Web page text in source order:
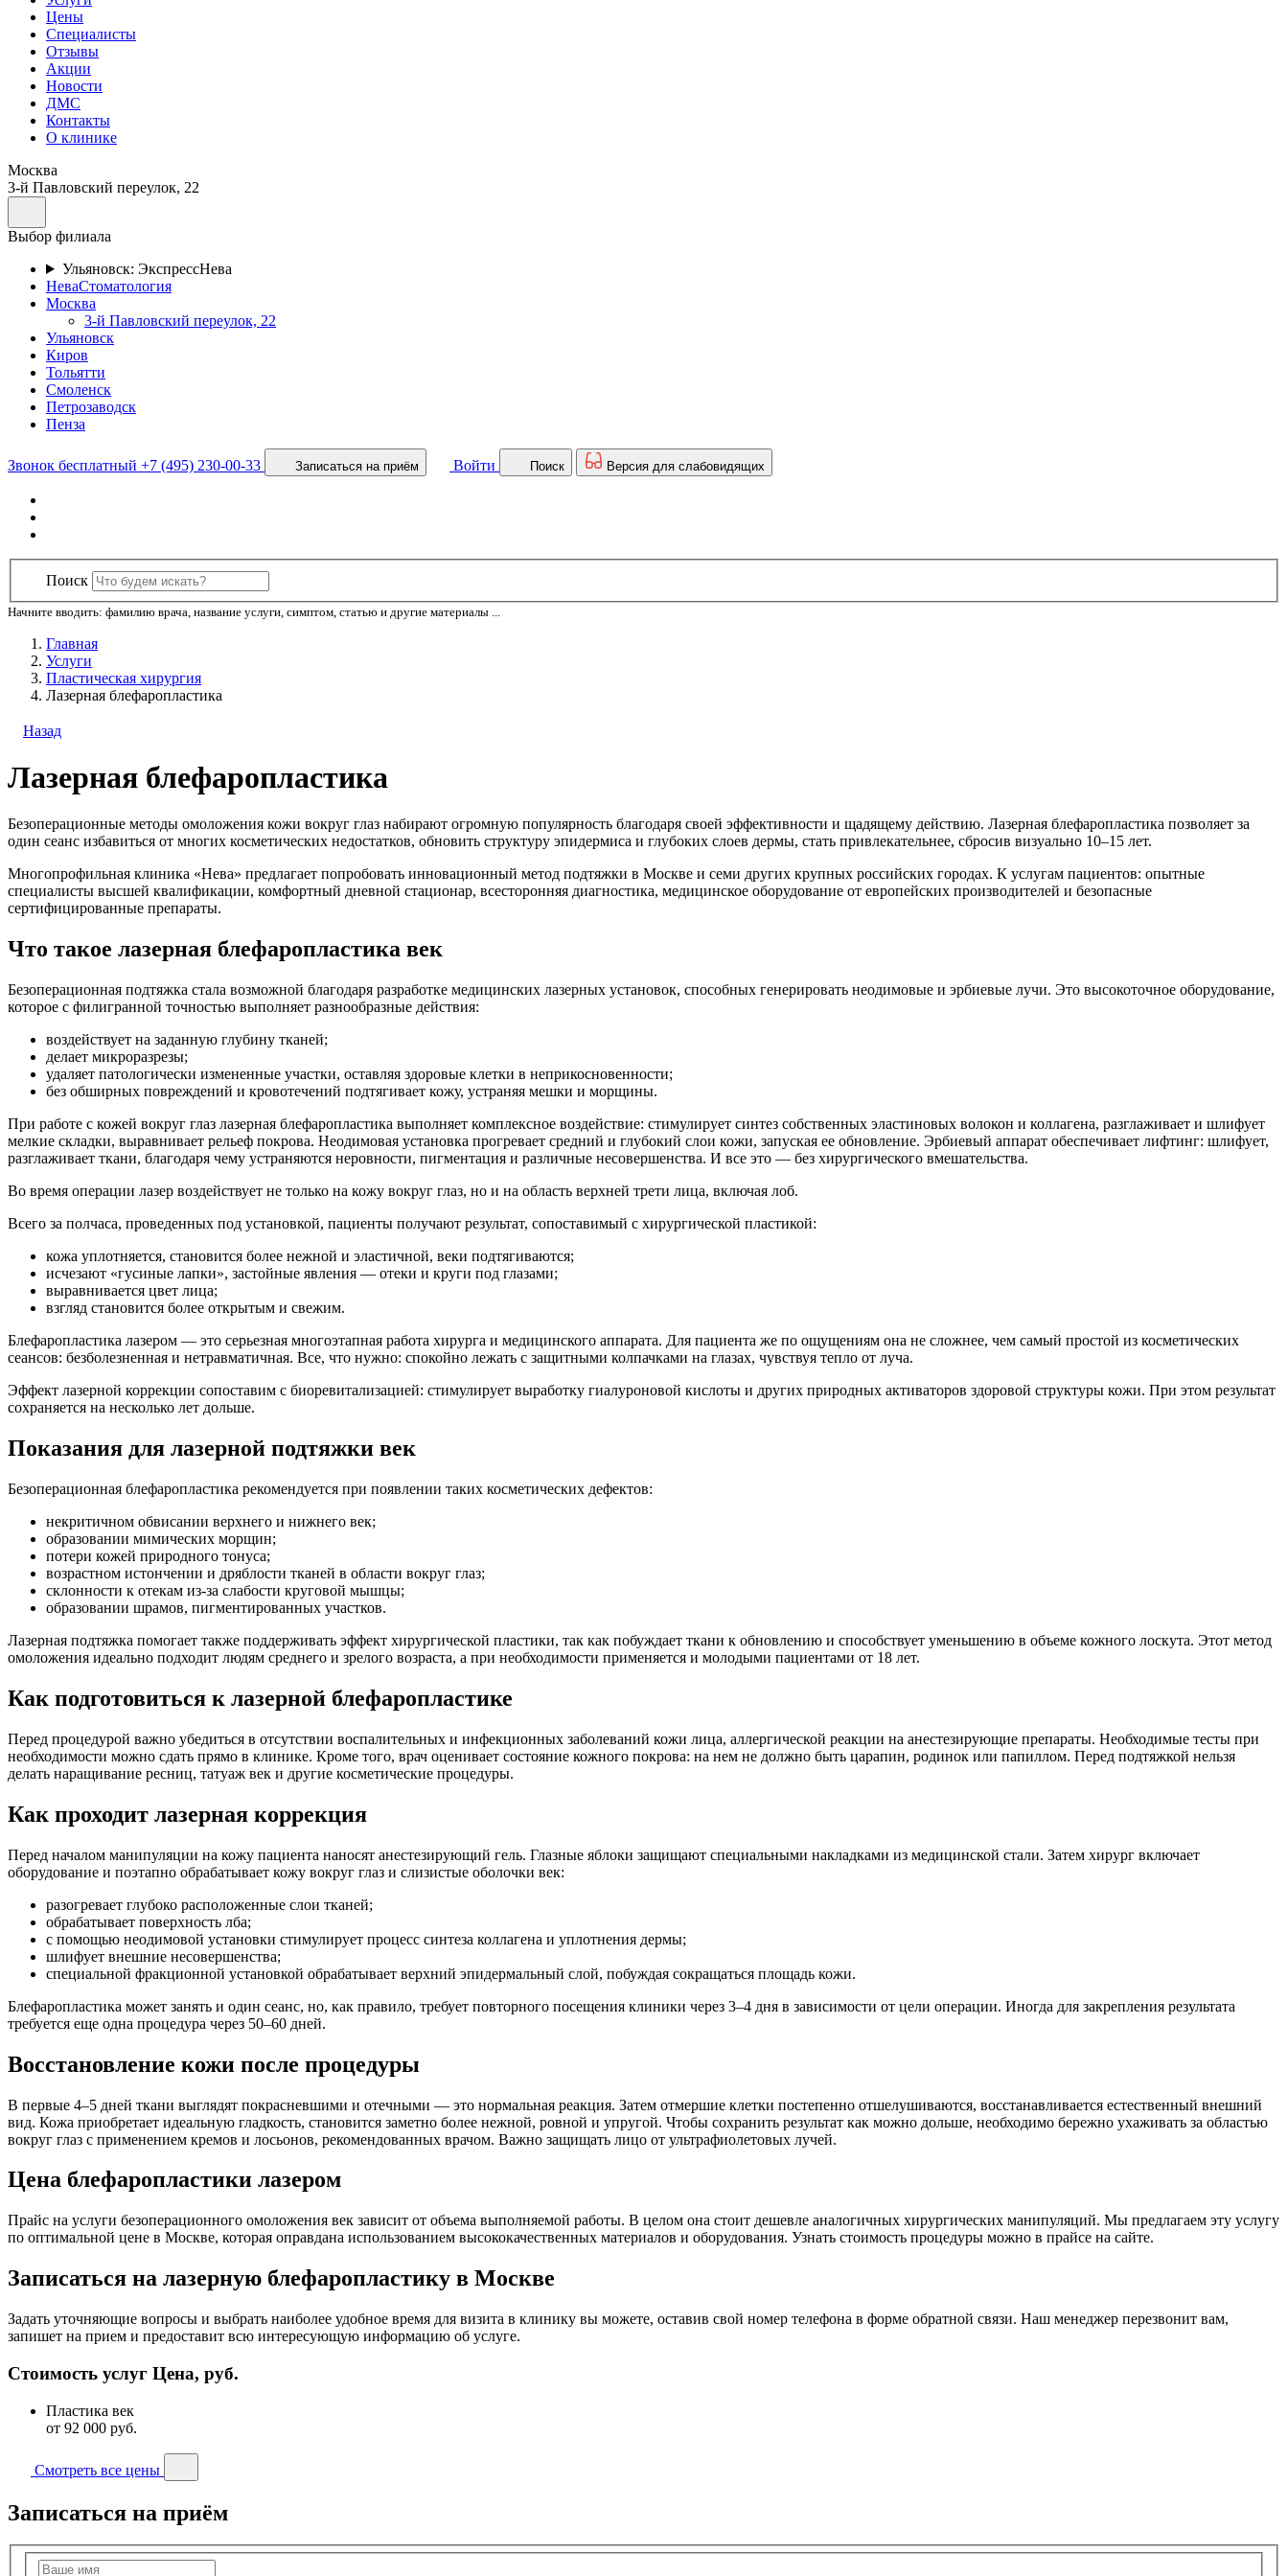
Цены
Специалисты
Отзывы
Акции
Новости
ДМС
Контакты
О клинике
Москва
3-й Павловский переулок, 22
Выбор филиала
Ульяновск: ЭкспрессНева
НеваСтоматология
Москва
3-й Павловский переулок, 22
Ульяновск
Киров
Тольятти
Смоленск
Петрозаводск
Пенза
Звонок бесплатный +7 (495) 230-00-33 Записаться на приём Войти Поиск Версия для слабовидящих
Поиск
Начните вводить: фамилию врача, название услуги, симптом, статью и другие материалы ...
Главная
Услуги
Пластическая хирургия
Лазерная блефаропластика
Назад
Лазерная блефаропластика
Безоперационные методы омоложения кожи вокруг глаз набирают огромную популярность благодаря своей эффективности и щадящему действию. Лазерная блефаропластика позволяет за
один сеанс избавиться от многих косметических недостатков, обновить структуру эпидермиса и глубоких слоев дермы, стать привлекательнее, сбросив визуально 10–15 лет.
Многопрофильная клиника «Нева» предлагает попробовать инновационный метод подтяжки в Москве и семи других крупных российских городах. К услугам пациентов: опытные
специалисты высшей квалификации, комфортный дневной стационар, всесторонняя диагностика, медицинское оборудование от европейских производителей и безопасные
сертифицированные препараты.
Что такое лазерная блефаропластика век
Безоперационная подтяжка стала возможной благодаря разработке медицинских лазерных установок, способных генерировать неодимовые и эрбиевые лучи. Это высокоточное оборудование,
которое с филигранной точностью выполняет разнообразные действия:
воздействует на заданную глубину тканей;
делает микроразрезы;
удаляет патологически измененные участки, оставляя здоровые клетки в неприкосновенности;
без обширных повреждений и кровотечений подтягивает кожу, устраняя мешки и морщины.
При работе с кожей вокруг глаз лазерная блефаропластика выполняет комплексное воздействие: стимулирует синтез собственных эластиновых волокон и коллагена, разглаживает и шлифует
мелкие складки, выравнивает рельеф покрова. Неодимовая установка прогревает средний и глубокий слои кожи, запуская ее обновление. Эрбиевый аппарат обеспечивает лифтинг: шлифует,
разглаживает ткани, благодаря чему устраняются неровности, пигментация и различные несовершенства. И все это — без хирургического вмешательства.
Во время операции лазер воздействует не только на кожу вокруг глаз, но и на область верхней трети лица, включая лоб.
Всего за полчаса, проведенных под установкой, пациенты получают результат, сопоставимый с хирургической пластикой:
кожа уплотняется, становится более нежной и эластичной, веки подтягиваются;
исчезают «гусиные лапки», застойные явления — отеки и круги под глазами;
выравнивается цвет лица;
взгляд становится более открытым и свежим.
Блефаропластика лазером — это серьезная многоэтапная работа хирурга и медицинского аппарата. Для пациента же по ощущениям она не сложнее, чем самый простой из косметических
сеансов: безболезненная и нетравматичная. Все, что нужно: спокойно лежать с защитными колпачками на глазах, чувствуя тепло от луча.
Эффект лазерной коррекции сопоставим с биоревитализацией: стимулирует выработку гиалуроновой кислоты и других природных активаторов здоровой структуры кожи. При этом результат
сохраняется на несколько лет дольше.
Показания для лазерной подтяжки век
Безоперационная блефаропластика рекомендуется при появлении таких косметических дефектов:
некритичном обвисании верхнего и нижнего век;
образовании мимических морщин;
потери кожей природного тонуса;
возрастном истончении и дряблости тканей в области вокруг глаз;
склонности к отекам из-за слабости круговой мышцы;
образовании шрамов, пигментированных участков.
Лазерная подтяжка помогает также поддерживать эффект хирургической пластики, так как побуждает ткани к обновлению и способствует уменьшению в объеме кожного лоскута. Этот метод
омоложения идеально подходит людям среднего и зрелого возраста, а при необходимости применяется и молодыми пациентами от 18 лет.
Как подготовиться к лазерной блефаропластике
Перед процедурой важно убедиться в отсутствии воспалительных и инфекционных заболеваний кожи лица, аллергической реакции на анестезирующие препараты. Необходимые тесты при
необходимости можно сдать прямо в клинике. Кроме того, врач оценивает состояние кожного покрова: на нем не должно быть царапин, родинок или папиллом. Перед подтяжкой нельзя
делать наращивание ресниц, татуаж век и другие косметические процедуры.
Как проходит лазерная коррекция
Перед началом манипуляции на кожу пациента наносят анестезирующий гель. Глазные яблоки защищают специальными накладками из медицинской стали. Затем хирург включает
оборудование и поэтапно обрабатывает кожу вокруг глаз и слизистые оболочки век:
разогревает глубоко расположенные слои тканей;
обрабатывает поверхность лба;
с помощью неодимовой установки стимулирует процесс синтеза коллагена и уплотнения дермы;
шлифует внешние несовершенства;
специальной фракционной установкой обрабатывает верхний эпидермальный слой, побуждая сокращаться площадь кожи.
Блефаропластика может занять и один сеанс, но, как правило, требует повторного посещения клиники через 3–4 дня в зависимости от цели операции. Иногда для закрепления результата
требуется еще одна процедура через 50–60 дней.
Восстановление кожи после процедуры
В первые 4–5 дней ткани выглядят покрасневшими и отечными — это нормальная реакция. Затем отмершие клетки постепенно отшелушиваются, восстанавливается естественный внешний
вид. Кожа приобретает идеальную гладкость, становится заметно более нежной, ровной и упругой. Чтобы сохранить результат как можно дольше, необходимо бережно ухаживать за областью
вокруг глаз с применением кремов и лосьонов, рекомендованных врачом. Важно защищать лицо от ультрафиолетовых лучей.
Цена блефаропластики лазером
Прайс на услуги безоперационного омоложения век зависит от объема выполняемой работы. В целом она стоит дешевле аналогичных хирургических манипуляций. Мы предлагаем эту услугу
по оптимальной цене в Москве, которая оправдана использованием высококачественных материалов и оборудования. Узнать стоимость процедуры можно в прайсе на сайте.
Записаться на лазерную блефаропластику в Москве
Задать уточняющие вопросы и выбрать наиболее удобное время для визита в клинику вы можете, оставив свой номер телефона в форме обратной связи. Наш менеджер перезвонит вам,
запишет на прием и предоставит всю интересующую информацию об услуге.
Стоимость услуг Цена, руб.
Пластика век
от 92 000 руб.
Смотреть все цены
Записаться на приём